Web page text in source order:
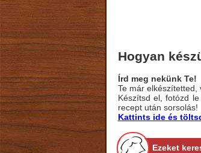
Hogyan
Írd meg nekünk Te!
Te már elkészítetted,
Készítsd el, fotózd
recept után sorsolás!
Kattints ide és
Ezeket